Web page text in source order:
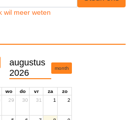
wil meer weten
augustus
2026
month
wo do vr za
zo
29 30 31 1 2